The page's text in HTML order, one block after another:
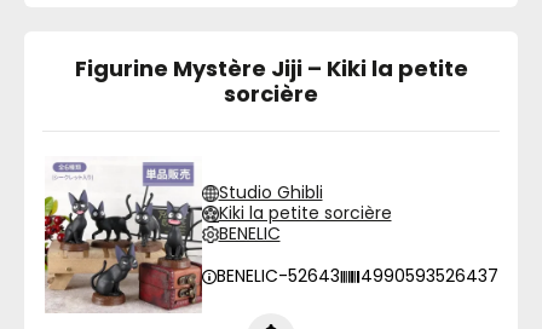
Figurine Mystère Jiji – Kiki la petite
sorcière
Studio Ghibli
Kiki la petite sorcière
BENELIC
BENELIC-52643
4990593526437